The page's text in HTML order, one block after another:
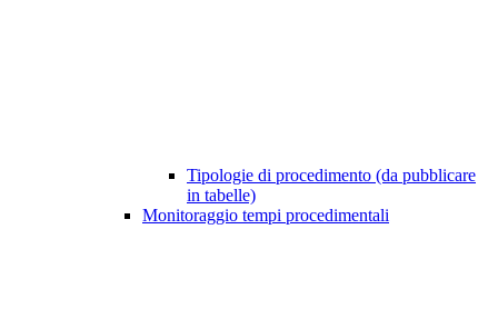
Tipologie di procedimento (da pubblicare
in tabelle)
Monitoraggio tempi procedimentali